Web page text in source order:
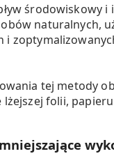
środowiskowy i
naturalnych,
i
tej metody
folii,